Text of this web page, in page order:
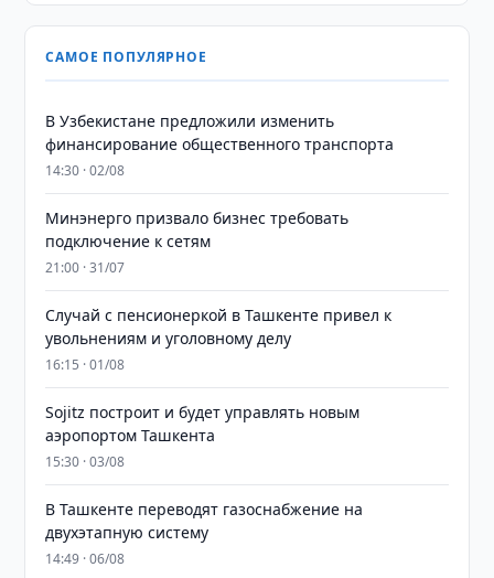
САМОЕ ПОПУЛЯРНОЕ
В Узбекистане предложили изменить
финансирование общественного транспорта
14:30 · 02/08
Минэнерго призвало бизнес требовать
подключение к сетям
21:00 · 31/07
Случай с пенсионеркой в Ташкенте привел к
увольнениям и уголовному делу
16:15 · 01/08
Sojitz построит и будет управлять новым
аэропортом Ташкента
15:30 · 03/08
В Ташкенте переводят газоснабжение на
двухэтапную систему
14:49 · 06/08